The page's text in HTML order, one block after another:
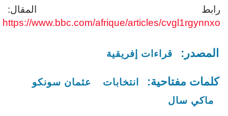
رابط المقال:
https://www.bbc.com/afrique/articles/cvgl1rgynnxo
المصدر: قراءات إفريقية
كلمات مفتاحية: انتخابات
عثمان سونكو
ماكي سال